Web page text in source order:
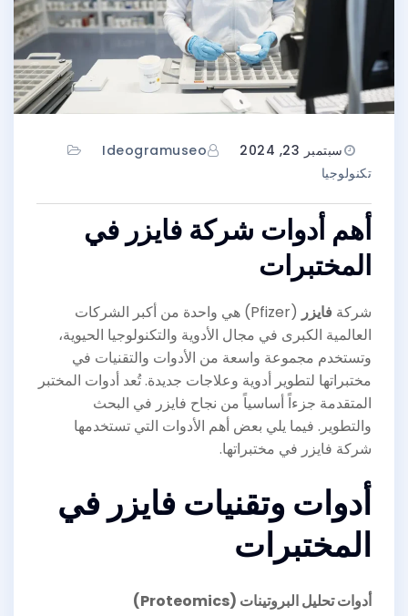
سبتمبر 23, 2024
Ideogramuseo
تكنولوجيا
أهم أدوات شركة فايزر في
المختبرات
شركة فايزر
(Pfizer) هي واحدة من أكبر الشركات
العالمية الكبرى في مجال الأدوية والتكنولوجيا الحيوية،
وتستخدم مجموعة واسعة من الأدوات والتقنيات في
مختبراتها لتطوير أدوية وعلاجات جديدة. تُعد أدوات المختبر
المتقدمة جزءاً أساسياً من نجاح فايزر في البحث
والتطوير. فيما يلي بعض أهم الأدوات التي تستخدمها
شركة فايزر في مختبراتها.
أدوات وتقنيات فايزر في
المختبرات
أدوات تحليل البروتينات (Proteomics)